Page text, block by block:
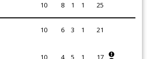
10 8 1 1 25
10 6 3 1 21
10 4 5 1 17